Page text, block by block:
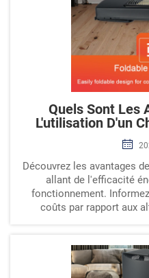
Quels Sont Les
L'utilisation D'un
Découvrez les avantages
allant de l'efficacité
fonctionnement.
coûts par rapport aux
liées aux